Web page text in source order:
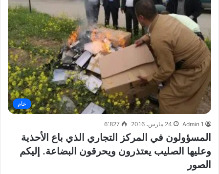
عام
Admin 1 24 مارس، 2016 6٬827
المسؤولون في المركز التجاري الذي باع الأحذية
وعليها الصليب يعتذرون ويحرقون البضاعة. إليكم
الصور